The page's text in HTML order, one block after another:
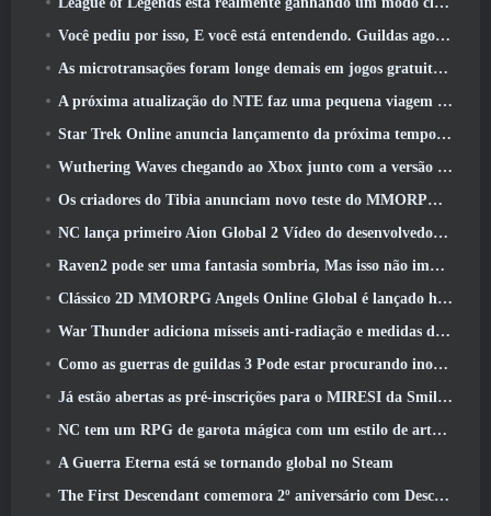
Você pediu por isso, E você está entendendo. Guildas agora estão disponíveis em Eterspire
As microtransações foram longe demais em jogos gratuitos?
A próxima atualização do NTE faz uma pequena viagem paralela a um jogo de mesa de fantasia
Star Trek Online anuncia lançamento da próxima temporada “Undiscovered”
Wuthering Waves chegando ao Xbox junto com a versão 3.5 Atualizar
Os criadores do Tibia anunciam novo teste do MMORPG de zumbis da velha escola, Persistir on-line
NC lança primeiro Aion Global 2 Vídeo do desenvolvedor, Compartilhando detalhes sobre o jogo
Raven2 pode ser uma fantasia sombria, Mas isso não impede a diversão do verão
Clássico 2D MMORPG Angels Online Global é lançado hoje
War Thunder adiciona mísseis anti-radiação e medidas de suporte eletrônico na atualização da cavalaria pesada
Como as guerras de guildas 3 Pode estar procurando inovar no espaço MMO
Já estão abertas as pré-inscrições para o MIRESI da Smilegate: Futuro Invisível
NC tem um RPG de garota mágica com um estilo de arte inspirado em anime dos anos 90 em desenvolvimento
A Guerra Eterna está se tornando global no Steam
The First Descendant comemora 2º aniversário com Descendant Fest 2026 Fluxo